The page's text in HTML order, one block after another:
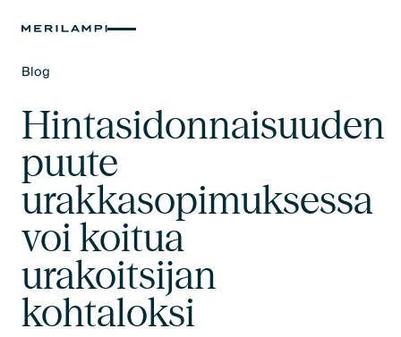
Blog
Hintasidonnaisuuden
puute
urakkasopimuksessa
voi koitua
urakoitsijan
kohtaloksi